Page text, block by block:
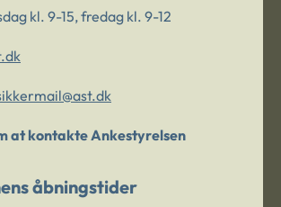
kl. 9-15, fredag kl. 9-12
at kontakte Ankestyrelsen
åbningstider